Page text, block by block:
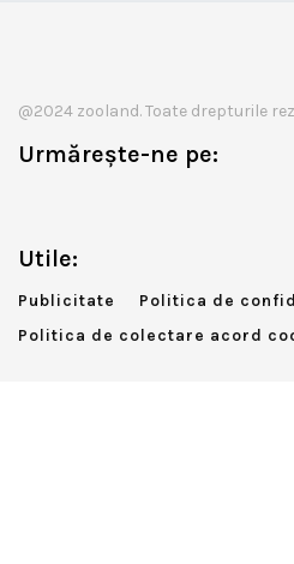
@2024 zooland. Toate drepturile
Urmărește-ne pe:
Utile:
Publicitate
Politica de
Politica de colectare acord